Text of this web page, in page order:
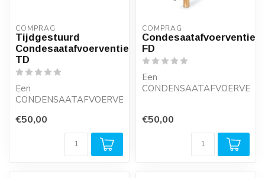
COMPRAG
Tijdgestuurd
Condesaatafvoerventiel
TD
Een
CONDENSAATAFVOERVENTIEL
oplossing voor het
€50,00
COMPRAG
Condesaatafvoerventiel
FD
Een
afvoere...
€50,00